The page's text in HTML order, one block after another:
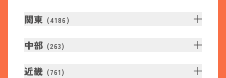
関東 (4186 )
中部 (263)
近畿 (761 )